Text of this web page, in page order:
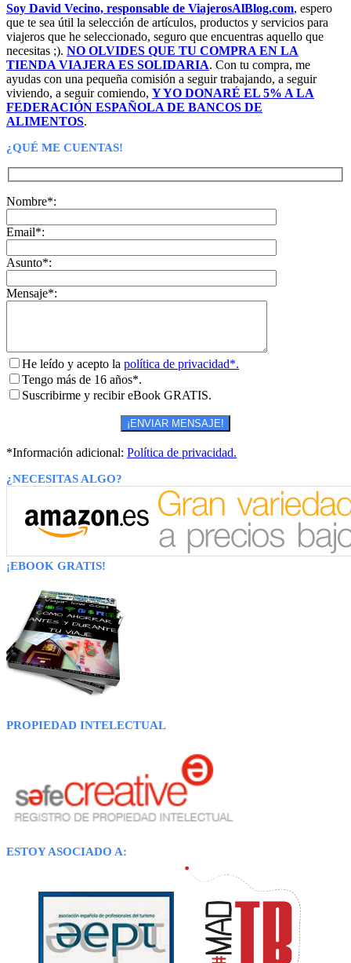
Soy David Vecino, responsable de ViajerosAlBlog.com, espero
que te sea útil la selección de artículos, productos y servicios para
viajeros que he seleccionado, seguro que encuentras aquello que
necesitas ;). NO OLVIDES QUE TU COMPRA EN LA
TIENDA VIAJERA ES SOLIDARIA. Con tu compra, me
ayudas con una pequeña comisión a seguir trabajando, a seguir
viviendo, a seguir comiendo, Y YO DONARÉ EL 5% A LA
FEDERACIÓN ESPAÑOLA DE BANCOS DE
ALIMENTOS.
¿QUÉ ME CUENTAS!
Nombre*:
Email*:
Asunto*:
Mensaje*:
He leído y acepto la política de privacidad*.
Tengo más de 16 años*.
Suscribirme y recibir eBook GRATIS.
*Información adicional: Política de privacidad.
¿NECESITAS ALGO?
¡EBOOK GRATIS!
PROPIEDAD INTELECTUAL
ESTOY ASOCIADO A: